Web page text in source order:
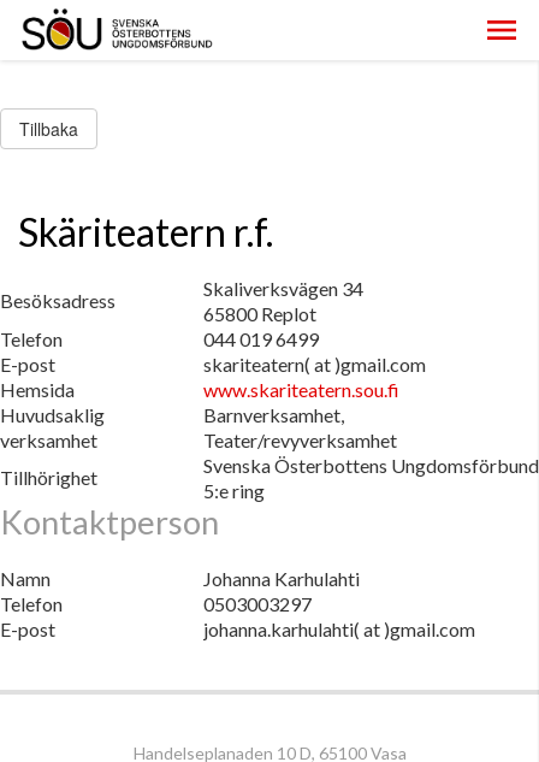
Tillbaka
Skäriteatern r.f.
Besöksadress
Skaliverksvägen 34
65800 Replot
Telefon
044 019 6499
E-post
skariteatern( at )gmail.com
Hemsida
www.skariteatern.sou.fi
Huvudsaklig
verksamhet
Barnverksamhet,
Teater/revyverksamhet
Tillhörighet
Svenska Österbottens Ungdomsförbund
5:e ring
Kontaktperson
Namn
Johanna Karhulahti
Telefon
0503003297
E-post
johanna.karhulahti( at )gmail.com
Handelseplanaden 10 D, 65100 Vasa